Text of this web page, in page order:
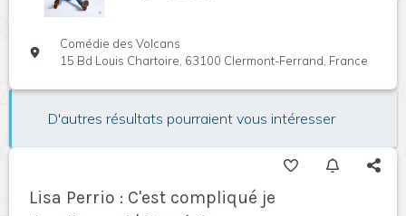
Comédie des Volcans
15 Bd Louis Chartoire, 63100 Clermont-Ferrand, France
D'autres résultats pourraient vous intéresser
Lisa Perrio : C'est compliqué je